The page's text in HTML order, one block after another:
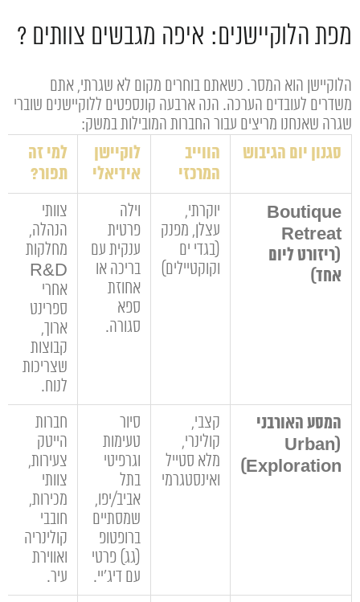
מפת הלוקיישנים: איפה מגבשים צוותים ?
הלוקיישן הוא המסר. כשאתם בוחרים מקום לא שגרתי, אתם
משדרים לעובדים הערכה. הנה ארבעה קונספטים ללוקיישנים שוברי
שגרה שאנחנו מריצים עבור החברות המובילות במשק:
סגנון יום הגיבוש
הווייב
המרכזי
לוקיישן
אידיאלי
למי זה
תפור?
Boutique
Retreat
(ריזורט ליום
אחד)
יוקרתי,
עצלן, מפנק
(בגדי ים
וקוקטיילים)
וילה
פרטית
ענקית עם
בריכה או
אחוזת
ספא
סגורה.
צוותי
הנהלה,
מחלקות
R&D
אחרי
ספרינט
ארוך,
קבוצות
שצריכות
לנוח.
המסע האורבני
(Urban
Exploration)
קצבי,
קולינרי,
מלא סטייל
ואינסטגרמי
סיור
טעימות
וגרפיטי
בתל
אביב/יפו,
שמסתיים
ברופטופ
(גג) פרטי
עם דיג'יי.
חברות
הייטק
צעירות,
צוותי
מכירות,
חובבי
קולינריה
ואווירת
עיר.